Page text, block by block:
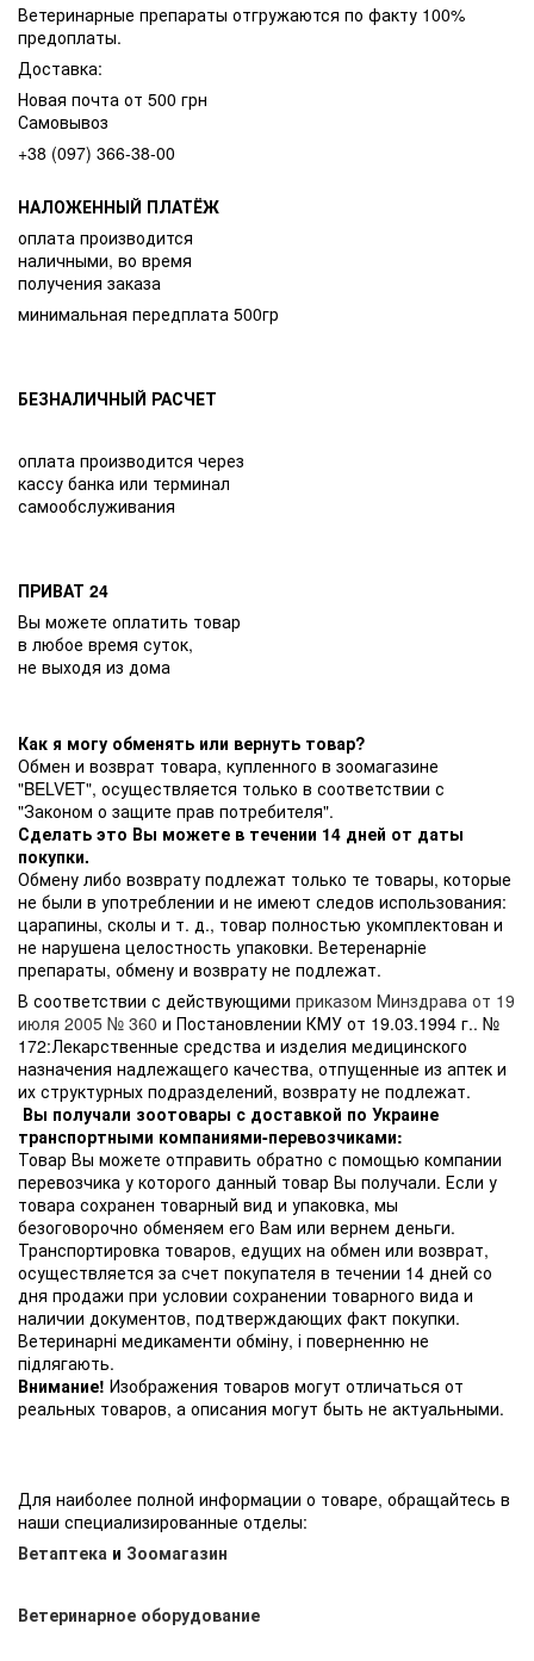
Ветеринарные препараты отгружаются по факту 100%
предоплаты.
Доставка:
Новая почта от 500 грн
Самовывоз
+38 (097) 366-38-00
НАЛОЖЕННЫЙ ПЛАТЁЖ
оплата производится
наличными, во время
получения заказа
минимальная передплата 500гр
БЕЗНАЛИЧНЫЙ РАСЧЕТ
оплата производится через
кассу банка или терминал
самообслуживания
ПРИВАТ 24
Вы можете оплатить товар
в любое время суток,
не выходя из дома
Как я могу обменять или вернуть товар?
Обмен и возврат товара, купленного в зоомагазине
"BELVET", осуществляется только в соответствии с
"Законом о защите прав потребителя".
Сделать это Вы можете в течении 14 дней от даты
покупки.
Обмену либо возврату подлежат только те товары, которые
не были в употреблении и не имеют следов использования:
царапины, сколы и т. д., товар полностью укомплектован и
не нарушена целостность упаковки. Ветеренарніе
препараты, обмену и возврату не подлежат.
В соответствии с действующими приказом Минздрава от 19
июля 2005 № 360 и Постановлении КМУ от 19.03.1994 г.. №
172:Лекарственные средства и изделия медицинского
назначения надлежащего качества, отпущенные из аптек и
их структурных подразделений, возврату не подлежат.
Вы получали зоотовары с доставкой по Украине
транспортными компаниями-перевозчиками:
Товар Вы можете отправить обратно с помощью компании
перевозчика у которого данный товар Вы получали. Если у
товара сохранен товарный вид и упаковка, мы
безоговорочно обменяем его Вам или вернем деньги.
Транспортировка товаров, едущих на обмен или возврат,
осуществляется за счет покупателя в течении 14 дней со
дня продажи при условии сохранении товарного вида и
наличии документов, подтверждающих факт покупки.
Ветеринарні медикаменти обміну, і поверненню не
підлягають.
Внимание! Изображения товаров могут отличаться от
реальных товаров, а описания могут быть не актуальными.
Для наиболее полной информации о товаре, обращайтесь в
наши специализированные отделы:
Ветаптека и Зоомагазин
Ветеринарное оборудование